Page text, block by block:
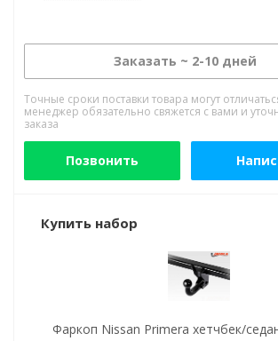
Заказать ~ 2-10 дней
Точные сроки поставки товара могут
менеджер обязательно свяжется с вами и
заказа
Позвонить
Купить набор
Фаркоп Nissan Primera хетчбек/